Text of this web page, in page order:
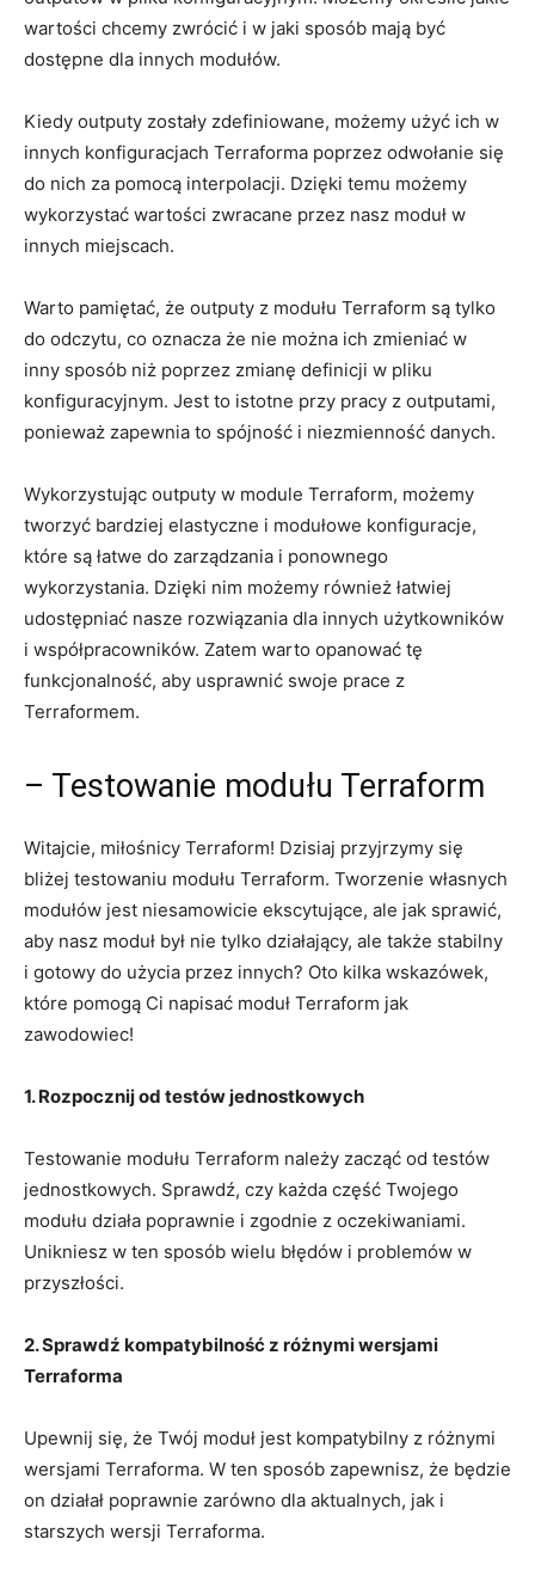
‌wartości chcemy zwrócić i w jaki ⁤sposób mają‍ być⁣
dostępne dla innych modułów.
Kiedy outputy ⁣zostały ⁢zdefiniowane, możemy​ użyć ich w
innych​ konfiguracjach⁣ Terraforma ⁣poprzez odwołanie się
do‌ nich⁣ za pomocą interpolacji. Dzięki temu⁣ możemy
wykorzystać wartości zwracane ‍przez nasz moduł w
innych miejscach.
Warto ⁣pamiętać, że outputy z modułu⁢ Terraform są‌ tylko
‍do odczytu, co ⁤oznacza że nie można ich⁤ zmieniać‌ w ​
inny sposób niż poprzez ⁣zmianę​ definicji w pliku
konfiguracyjnym. Jest to istotne przy pracy ‍z ⁣outputami,
ponieważ zapewnia⁣ to⁢ spójność⁢ i⁢ niezmienność danych.
Wykorzystując outputy w module Terraform, możemy
tworzyć bardziej elastyczne i modułowe konfiguracje,
które są łatwe do‍ zarządzania ‍i ponownego
wykorzystania.​ Dzięki nim​ możemy również łatwiej
⁢udostępniać nasze rozwiązania ​dla ‌innych użytkowników
i​ współpracowników. ⁤Zatem warto ​opanować tę​
funkcjonalność, aby‌ usprawnić swoje⁢ prace ⁤z ​
Terraformem.
– Testowanie modułu Terraform
Witajcie, ⁢miłośnicy⁤ Terraform! Dzisiaj ⁣przyjrzymy się
bliżej testowaniu modułu Terraform.​ Tworzenie własnych
modułów⁣ jest niesamowicie ekscytujące, ‌ale ⁣jak sprawić,
aby nasz moduł ‍był nie tylko ‍działający, ale ⁣także​ stabilny
i gotowy ‌do ⁤użycia⁣ przez innych? Oto‌ kilka wskazówek,⁤
które⁢ pomogą Ci napisać moduł Terraform ⁤jak
‍zawodowiec!
1. Rozpocznij od testów jednostkowych
Testowanie modułu Terraform należy‍ zacząć od ​testów
jednostkowych. ⁤Sprawdź, ‌czy każda część Twojego⁢
modułu działa poprawnie ⁢i zgodnie z⁤ oczekiwaniami.
⁤Unikniesz w ten sposób wielu ⁤błędów i ⁣problemów w‌
przyszłości.
2. Sprawdź ‌kompatybilność z różnymi ​wersjami‍
Terraforma
Upewnij się, ​że Twój​ moduł ​jest kompatybilny‌ z ‌różnymi
wersjami ⁢Terraforma. ​W ten sposób zapewnisz, że będzie
⁤on działał poprawnie zarówno⁣ dla aktualnych, jak‌ i
starszych wersji Terraforma.